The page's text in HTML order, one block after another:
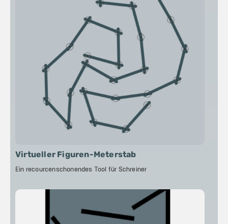
Virtueller Figuren-Meterstab
Ein recourcenschonendes Tool für Schreiner